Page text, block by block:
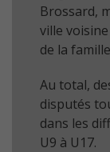
Brossard,
ville
de la
Au total,
disputés
dans les
U9 à U17.